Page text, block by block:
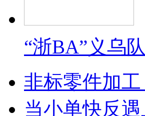
“浙BA”义乌
非标零件加
当小单快反